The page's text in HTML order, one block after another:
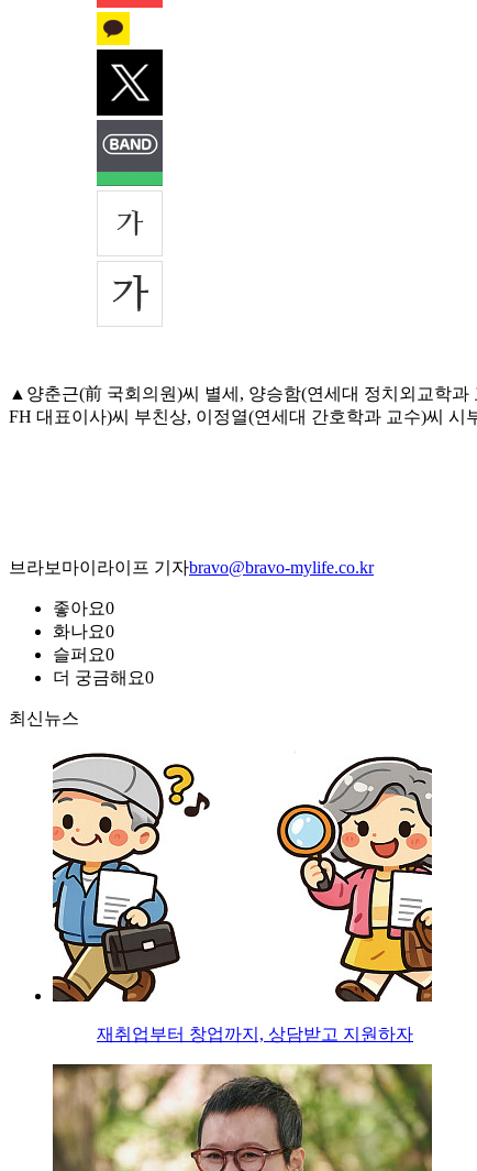
▲양춘근(前 국회의원)씨 별세, 양승함(연세대 정치외교학
FH 대표이사)씨 부친상, 이정열(연세대 간호학과 교수)씨 시
브라보마이라이프 기자bravo@bravo-mylife.co.kr
좋아요0
화나요0
슬퍼요0
더 궁금해요0
최신뉴스
재취업부터 창업까지, 상담받고 지원하자